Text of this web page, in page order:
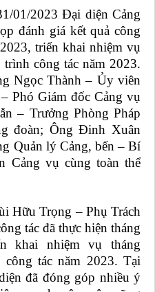
01/2023 Đại diện Cảng
đánh giá kết quả công
triển khai nhiệm vụ
công tác năm 2023.
Ngọc Thành – Ủy viên
Phó Giám đốc Cảng vụ
– Trưởng Phòng Pháp
đoàn; Ông Đinh Xuân
Quản lý Cảng, bến – Bí
Cảng vụ cùng toàn thể
Hữu Trọng – Phụ Trách
tác đã thực hiện tháng
khai nhiệm vụ tháng
tác năm 2023. Tại
đã đóng góp nhiều ý